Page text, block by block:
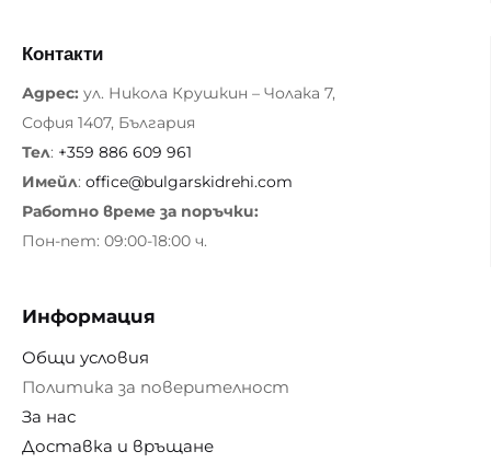
Контакти
Адрес: ул. Никола Крушкин – Чолака 7,
София 1407, България
Тел: +359 886 609 961
Имейл: office@bulgarskidrehi.com
Работно време за поръчки:
Пон-пет: 09:00-18:00 ч.
Информация
Общи условия
Политика за поверителност
За нас
Доставка и връщане